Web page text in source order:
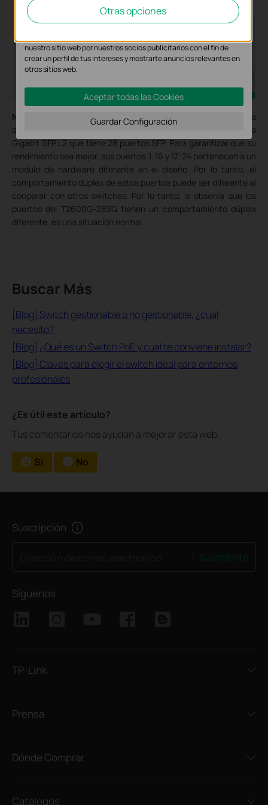
Nota
: El switch administrado TP-Link T2600G-28SQ V1 es
diferente de otros modelos porque es un switch administrado
Gigabit SFP L2 que tiene 28 puertos SFP. Para garantizar que su
rendimiento sea mejor, sus puertos 1-16 y 17-24 pertenecen a un
módulo de hardware diferente en el diseño. Por lo tanto, el
comportamiento dúplex de estos puertos puede ser diferente al
cooperar con otros switches. Por lo tanto, si observa que los
puertos del T2600G-28SQ tienen un comportamiento dúplex
diferente, es una situación normal.
Buscar Más
[Blog] Switch gestionable o no gestionable, ¿cuál
necesito?
[Blog] ¿Qué es un Switch PoE y cuál te conviene instalar?
[Blog] Claves para elegir el switch ideal para entornos
profesionales
¿Es útil este artículo?
Tus comentarios nos ayudan a mejorar esta web.
Sí No
Suscripción
Síguenos
TP-Link
Prensa
Dónde Comprar
Catálogos
Otras opciones
nuestro sitio web con el fin de mejorar y adaptar la funcionalidad
del mismo.
nuestro sitio web por nuestros socios publicitarios con el fin de
crear un perfil de tus intereses y mostrarte anuncios relevantes en
otros sitios web.
Aceptar todas las Cookies
Guardar Configuración